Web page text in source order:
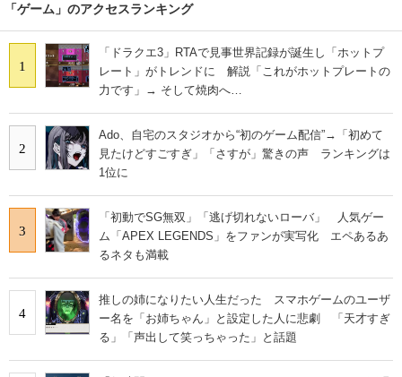
「ゲーム」のアクセスランキング
1
「ドラクエ3」RTAで見事世界記録が誕生し「ホットプ
レート」がトレンドに 解説「これがホットプレートの
力です」→ そして焼肉へ…
2
Ado、自宅のスタジオから“初のゲーム配信”→「初めて
見たけどすごすぎ」「さすが」驚きの声 ランキングは
1位に
3
「初動でSG無双」「逃げ切れないローバ」 人気ゲー
ム「APEX LEGENDS」をファンが実写化 エペあるあ
るネタも満載
4
推しの姉になりたい人生だった スマホゲームのユーザ
ー名を「お姉ちゃん」と設定した人に悲劇 「天才すぎ
る」「声出して笑っちゃった」と話題